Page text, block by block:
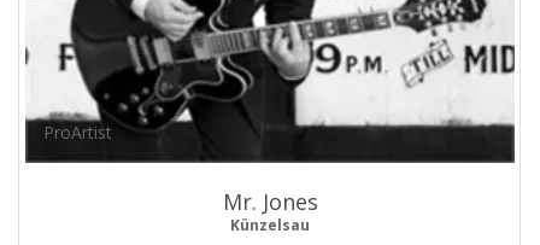
ProArtist
Mr. Jones
Künzelsau